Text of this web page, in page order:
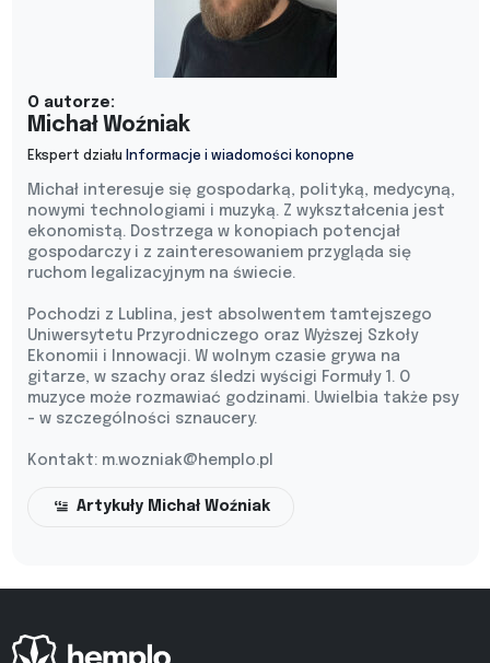
O autorze:
Michał Woźniak
Ekspert działu Informacje i wiadomości konopne
Michał interesuje się gospodarką, polityką, medycyną,
nowymi technologiami i muzyką. Z wykształcenia jest
ekonomistą. Dostrzega w konopiach potencjał
gospodarczy i z zainteresowaniem przygląda się
ruchom legalizacyjnym na świecie.
Pochodzi z Lublina, jest absolwentem tamtejszego
Uniwersytetu Przyrodniczego oraz Wyższej Szkoły
Ekonomii i Innowacji. W wolnym czasie grywa na
gitarze, w szachy oraz śledzi wyścigi Formuły 1. O
muzyce może rozmawiać godzinami. Uwielbia także psy
- w szczególności sznaucery.
Kontakt: m.wozniak@hemplo.pl
Artykuły Michał Woźniak